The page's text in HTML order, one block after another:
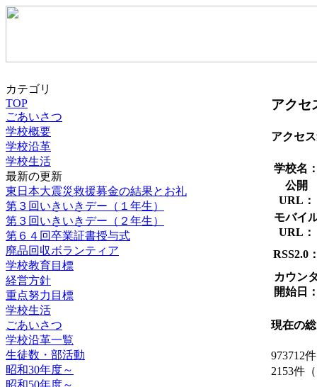
カテゴリ
TOP
ごあいさつ
学校概要
学校沿革
学校生活
最新の更新
東日本大震災救援募金の結果とお礼
第３回いきいきデー（１年生）
第３回いきいきデー（２年生）
第６４回卒業証書授与式
廃品回収ボランティア
学校教育目標
経営方針
重点努力目標
学校生活
ごあいさつ
学校沿革一覧
生徒数・部活動
昭和30年度～
昭和50年度～
アクセ
アクセ
学校名
公開
URL：
モバイ
URL：
RSS2.0
カウン
開始日
現在の
973712
2153件